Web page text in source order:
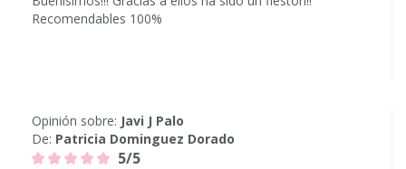
Recomendables 100%
Opinión sobre: Javi J Palo
De: Patricia Dominguez Dorado
5/5